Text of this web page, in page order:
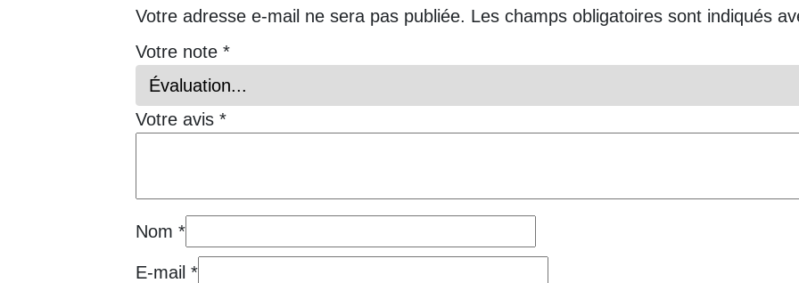
Votre adresse e-mail ne sera pas publiée. Les champs obligatoires sont indiqués
Votre note *
Votre avis *
Nom *
E-mail *